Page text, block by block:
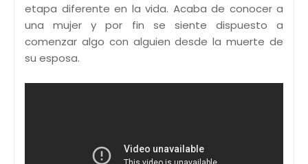
etapa diferente en la vida. Acaba de conocer a
una mujer y por fin se siente dispuesto a
comenzar algo con alguien desde la muerte de
su esposa.